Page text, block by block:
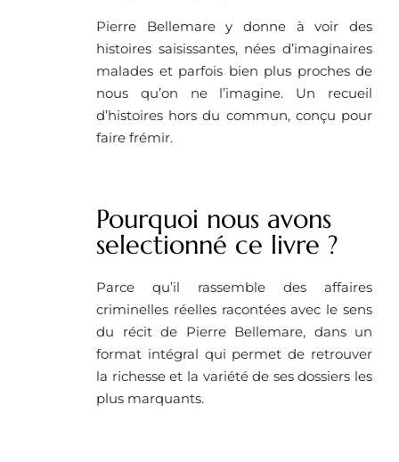
Pierre Bellemare y donne à voir des
histoires saisissantes, nées d’imaginaires
malades et parfois bien plus proches de
nous qu’on ne l’imagine. Un recueil
d’histoires hors du commun, conçu pour
faire frémir.
Pourquoi nous avons
selectionné ce livre ? ​
Parce qu’il rassemble des affaires
criminelles réelles racontées avec le sens
du récit de Pierre Bellemare, dans un
format intégral qui permet de retrouver
la richesse et la variété de ses dossiers les
plus marquants.